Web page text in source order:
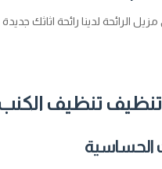
الرائحة لدينا رائحة اثاثك
تنظيف الكنب
الحساسية